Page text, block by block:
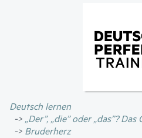
Deutsch lernen
„Der”, „die” oder „das”?
Bruderherz